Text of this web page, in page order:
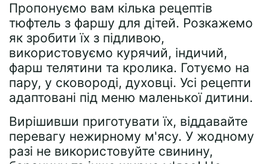
Пропонуємо вам кілька рецептів
тюфтель з фаршу для дітей. Розкажемо
як зробити їх з підливою,
використовуємо курячий, індичий,
фарш телятини та кролика. Готуємо на
пару, у сковороді, духовці. Усі рецепти
адаптовані під меню маленької дитини.
Вирішивши приготувати їх, віддавайте
перевагу нежирному м'ясу. У жодному
разі не використовуйте свинину,